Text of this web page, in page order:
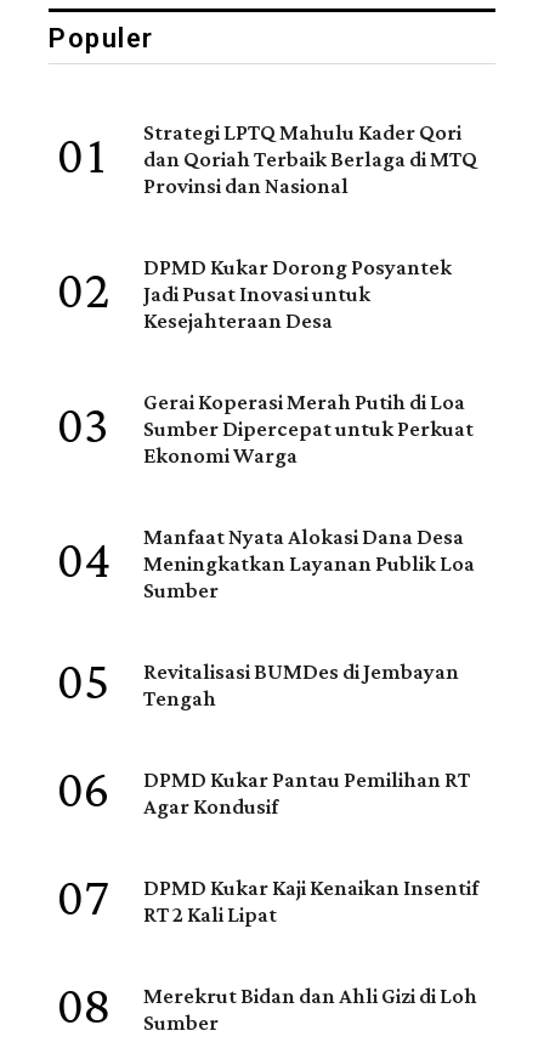
Populer
01 Strategi LPTQ Mahulu Kader Qori
dan Qoriah Terbaik Berlaga di MTQ
Provinsi dan Nasional
02 DPMD Kukar Dorong Posyantek
Jadi Pusat Inovasi untuk
Kesejahteraan Desa
03 Gerai Koperasi Merah Putih di Loa
Sumber Dipercepat untuk Perkuat
Ekonomi Warga
04 Manfaat Nyata Alokasi Dana Desa
Meningkatkan Layanan Publik Loa
Sumber
05 Revitalisasi BUMDes di Jembayan
Tengah
06 DPMD Kukar Pantau Pemilihan RT
Agar Kondusif
07 DPMD Kukar Kaji Kenaikan Insentif
RT 2 Kali Lipat
08 Merekrut Bidan dan Ahli Gizi di Loh
Sumber